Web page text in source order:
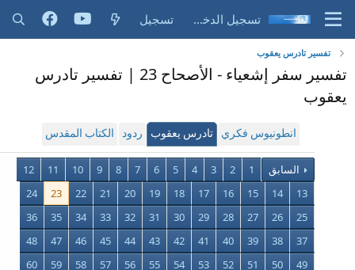
تسجيل الدخول تسجيل
تفسير تادرس يعقوب
تفسير سفر إشعياء - الأصحاح 23 | تفسير تادرس
يعقوب
انطونيوس فكري تادرس يعقوب ردود الكتاب المقدس
السابق 1
2
3
4
5
6
7
8
9
10
11
12
13
14
15
16
17
18
19
20
21
22
23
24
25
26
27
28
29
30
31
32
33
34
35
36
37
38
39
40
41
42
43
44
45
46
47
48
49
50
51
52
53
54
55
56
57
58
59
60